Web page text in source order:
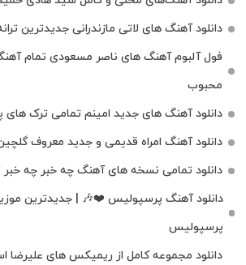
دانلود آهنگ‌ های لاتی مازندرانی جدیدترین
فول آلبوم آهنگ‌ های ناصر مسعودی تمام
محبوب
دانلود آهنگ های جدید امینم تمامی ترک
دانلود آهنگ امراه قدیمی و جدید معروف
دانلود تمامی نسخه های آهنگ چه خبر چه
دانلود آهنگ پرسپولیس ❤️🎶 | جدیدترین
پرسپولیس
دانلود مجموعه کامل از ریمیکس های علیرضا